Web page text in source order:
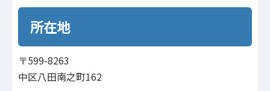
所在地
〒599-8263
中区八田南之町162